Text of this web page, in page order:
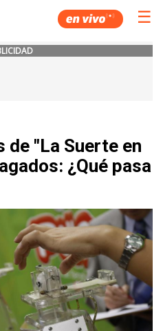
☰
de "La Suerte en
¿Qué pasa